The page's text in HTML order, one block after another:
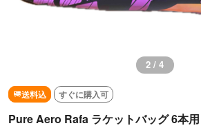
2 / 4
送料込 すぐに購入可
Pure Aero Rafa ラケットバッグ 6本